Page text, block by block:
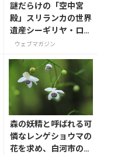
謎だらけの「空中宮
殿」スリランカの世界
遺産シーギリヤ・ロッ
ク登頂に挑戦！
ウェブマガジン
森の妖精と呼ばれる可
憐なレンゲショウマの
花を求め、白河市の天